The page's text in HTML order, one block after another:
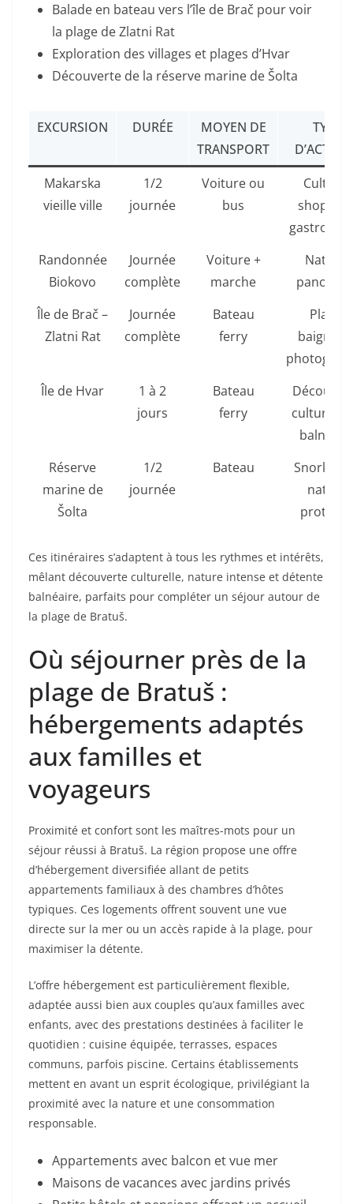
Balade en bateau vers l’île de Brač pour voir
la plage de Zlatni Rat
Exploration des villages et plages d’Hvar
Découverte de la réserve marine de Šolta
EXCURSION DURÉE
MOYEN DE
TRANSPORT
TYPE
Makarska
vieille ville
1/2
journée
Voiture ou
bus
Culture,
Randonnée
Biokovo
Journée
complète
Voiture +
marche
Nature,
Île de Brač –
Zlatni Rat
Journée
complète
Bateau
ferry
Plage,
Île de Hvar
1 à 2
jours
Bateau
ferry
culturelle
Réserve
marine de
Šolta
1/2
journée
Bateau
nature
Ces itinéraires s’adaptent à tous les rythmes et intérêts,
mêlant découverte culturelle, nature intense et détente
balnéaire, parfaits pour compléter un séjour autour de
la plage de Bratuš.
Où séjourner près de la
plage de Bratuš :
hébergements adaptés
aux familles et
voyageurs
Proximité et confort sont les maîtres-mots pour un
séjour réussi à Bratuš. La région propose une offre
d’hébergement diversifiée allant de petits
appartements familiaux à des chambres d’hôtes
typiques. Ces logements offrent souvent une vue
directe sur la mer ou un accès rapide à la plage, pour
maximiser la détente.
L’offre hébergement est particulièrement flexible,
adaptée aussi bien aux couples qu’aux familles avec
enfants, avec des prestations destinées à faciliter le
quotidien : cuisine équipée, terrasses, espaces
communs, parfois piscine. Certains établissements
mettent en avant un esprit écologique, privilégiant la
proximité avec la nature et une consommation
responsable.
Appartements avec balcon et vue mer
Maisons de vacances avec jardins privés